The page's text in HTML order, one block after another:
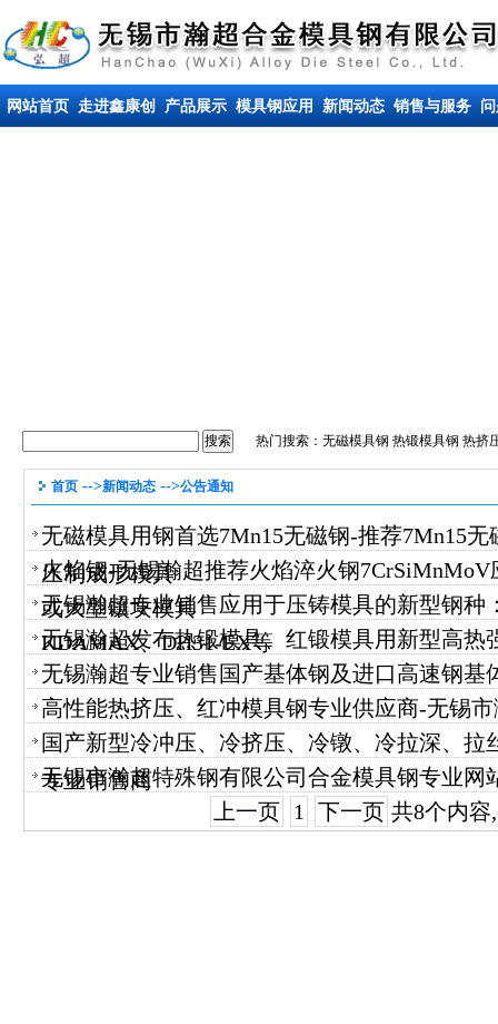
网站首页 走进鑫康创 产品展示 模具钢应用 新闻动态 销售与服务
热门搜索： 无磁模具钢 热锻模具钢 热挤
首页 -->新闻动态 -->公告通知
无磁模具用钢首选7Mn15无磁钢-推荐7Mn15
压制成形模具
火焰钢-无锡瀚超推荐火焰淬火钢
或大型镶块模具
无锡瀚超专业销售应用于压铸模具的新型钢种
KDAMAX、DH31-EX等
无锡瀚超发布热锻模具、红锻模具用新型高热
无锡瀚超专业销售国产基体钢及进口高速钢基
高性能热挤压、红冲模具钢专业供应商-无锡
国产新型冷冲压、冷挤压、冷镦、冷拉深、拉
专业销售商
无锡市瀚超特殊钢有限公司合金模具钢专业网
上一页 1 下一页 共8个内容